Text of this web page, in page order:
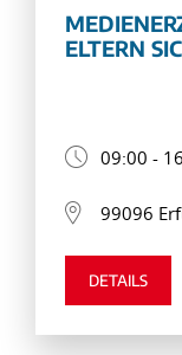
ELTERN
09:00 -
99096
DETAILS